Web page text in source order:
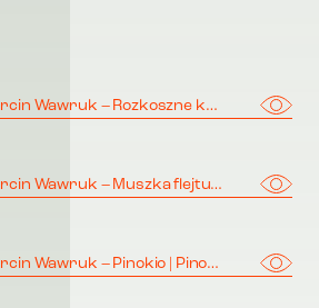
Dorota Obijalska, Marcin Wawruk – Rozkoszne kokoszki | Delightful Laying Hens
Dorota Obijalska, Marcin Wawruk – Muszka flejtuszka | Slovenly Light Fly
Dorota Obijalska, Marcin Wawruk – Pinokio | Pinoccio